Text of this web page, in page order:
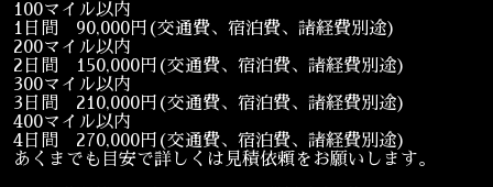
100マイル以内
1日間 90,000円(交通費、宿泊費、諸経費別途)
200マイル以内
2日間 150,000円(交通費、宿泊費、諸経費別途)
300マイル以内
3日間 210,000円(交通費、宿泊費、諸経費別途)
400マイル以内
4日間 270,000円(交通費、宿泊費、諸経費別途)
あくまでも目安で詳しくは見積依頼をお願いします。